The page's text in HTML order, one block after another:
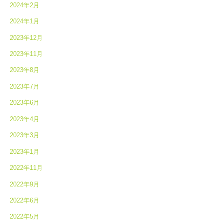
2024年2月
2024年1月
2023年12月
2023年11月
2023年8月
2023年7月
2023年6月
2023年4月
2023年3月
2023年1月
2022年11月
2022年9月
2022年6月
2022年5月